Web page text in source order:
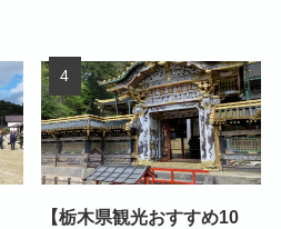
【栃木県観光おすすめ10